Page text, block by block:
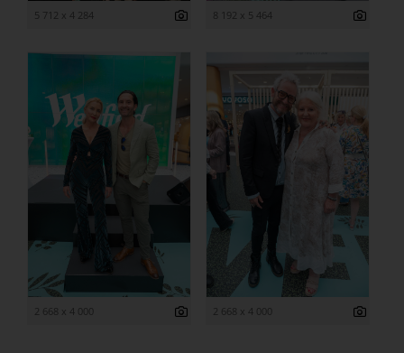
5 712 x 4 284 8 192 x 5 464
2 668 x 4 000 2 668 x 4 000